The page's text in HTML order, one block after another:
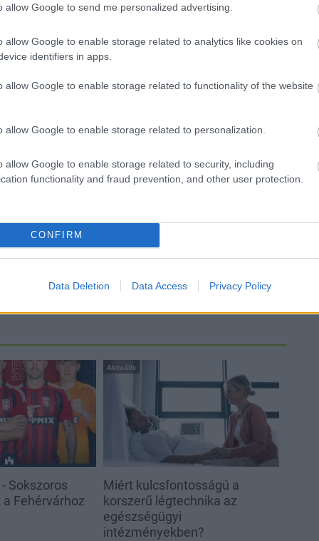
allow Google to send me personalized advertising.
allow Google to enable storage related to analytics like cookies on
identifiers in apps.
allow Google to enable storage related to functionality of the website
allow Google to enable storage related to personalization.
allow Google to enable storage related to security, including
functionality and fraud prevention, and other user protection.
CONFIRM
Data Deletion Data Access Privacy Policy
református iskoláját
Paks II.: Mit jelent az 5. blokk új
árnyékában?
Sokszoros
Fehérvárhoz
Aktuális
Miért kulcsfontosságú a
korszerű légtechnika az
egészségügyi
intézményekben?